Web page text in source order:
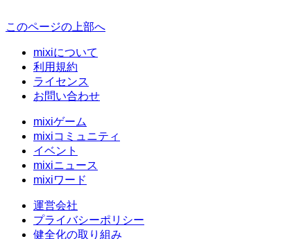
このページの上部へ
mixiについて
利用規約
ライセンス
お問い合わせ
mixiゲーム
mixiコミュニティ
イベント
mixiニュース
mixiワード
運営会社
プライバシーポリシー
健全化の取り組み